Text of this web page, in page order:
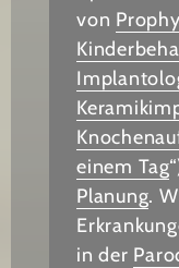
von
einem Tag
Planung.
in der